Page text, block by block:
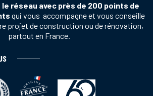
le réseau avec près de 200 points de
qui vous accompagne et vous conseille
projet de construction ou de rénovation,
partout en France.